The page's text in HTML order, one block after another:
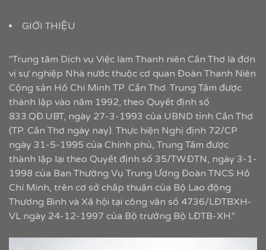
GIỚI THIỆU
"Trung tâm Dịch vụ Việc làm Thanh niên Cần Thơ là đơn
vị sự nghiệp Nhà nước thuộc cơ quan Đoàn Thanh Niên
Cộng sản Hồ Chí Minh TP. Cần Thơ. Trung Tâm được
thành lập vào năm 1992, theo Quyết định số
833.QĐ.UBT, ngày 27-3-1993 của UBND tỉnh Cần Thơ
(TP. Cần Thơ ngày nay). Thực hiện Nghị định 72/CP
ngày 31-5-1995 của Chính phủ, Trung Tâm được
thành lập lại theo Quyết định số 35/TW.ĐTN, ngày 3-1-
1998 của Ban Thường Vụ Trung Ương Đoàn TNCS Hồ
Chí Minh, trên cơ sở chấp thuận của Bộ Lao động
Thương Binh và Xã hội tại công văn số 4736/LĐTBXH-
VL ngày 24-12-1997 của Bộ trưởng Bộ LĐTB-XH."